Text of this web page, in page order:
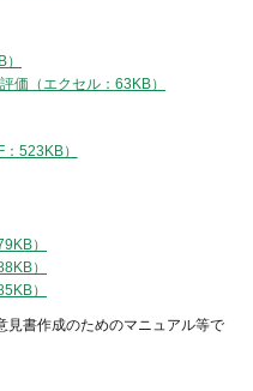
価（エクセル：63KB）
523KB）
）
）
）
見書作成のためのマニュアル等で